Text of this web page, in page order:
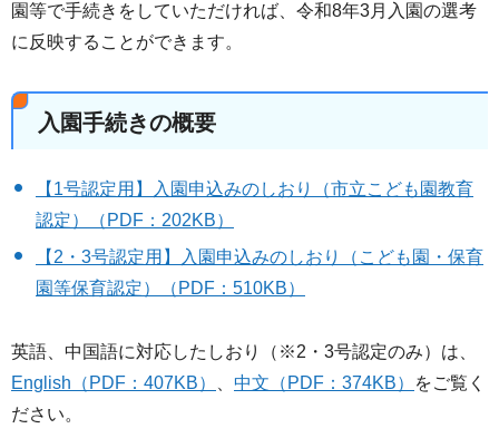
園等で手続きをしていただければ、令和8年3月入園の選考
に反映することができます。
入園手続きの概要
【1号認定用】入園申込みのしおり（市立こども園教育
認定）（PDF：202KB）
【2・3号認定用】入園申込みのしおり（こども園・保育
園等保育認定）（PDF：510KB）
英語、中国語に対応したしおり（※2・3号認定のみ）は、
English（PDF：407KB）
中文（PDF：374KB）
をご覧く
ださい。